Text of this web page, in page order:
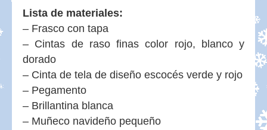
Lista de materiales:
– Frasco con tapa
– Cintas de raso finas color rojo, blanco y
dorado
– Cinta de tela de diseño escocés verde y rojo
– Pegamento
– Brillantina blanca
– Muñeco navideño pequeño